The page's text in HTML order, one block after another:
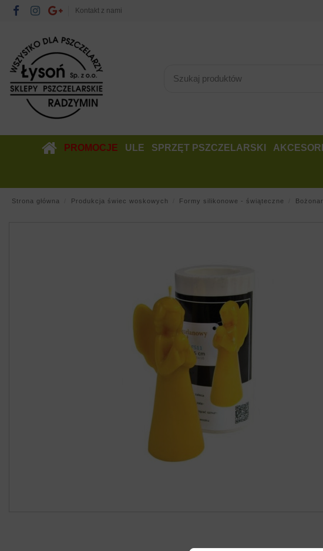
Kontakt z nami
PROMOCJE ULE SPRZĘT PSZCZELARSKI
Strona główna Produkcja świec woskowych Formy silikonowe - świąteczne